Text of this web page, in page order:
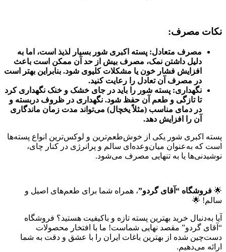
نکات مصرف:
مصرف متعادل: پسته اکبری شور بسیار لذیذ است، اما به
دلیل داشتن نمک، مصرف بیش از حد آن ممکن است باعث
افزایش فشار خون یا مشکلات کلیوی شود. بنابراین بهتر است
در مصرف آن تعادل را رعایت کنید.
نگهداری: پسته شور را باید در جای خشک و خنک نگهداری کرد
تا تازگی و طعم آن حفظ شود. نگهداری در ظروف دربسته و
در دمای مناسب (مثلاً یخچال) می‌تواند مدت زمان ماندگاری
آن را افزایش دهد.
پسته اکبری شور یکی از خوش‌طعم‌ترین و لوکس‌ترین انواع پسته‌ها
است که به‌عنوان میان‌وعده‌ای سالم و پرانرژی در کنار چای،
نوشیدنی‌ها یا به تنهایی مصرف می‌شود.
🌟 فروشگاه “آقای گردو”، همراه شما برای طعم‌های اصیل و
سالم! 🌟
آیا به‌دنبال خرید بهترین پسته تازه و باکیفیت هستید؟ فروشگاه
“آقای گردو” مقصد نهایی شماست! ما با افتخار محصولات
دست‌چین شده از بهترین باغات ایران را با عشق و دقت به شما
ارائه می‌دهیم.